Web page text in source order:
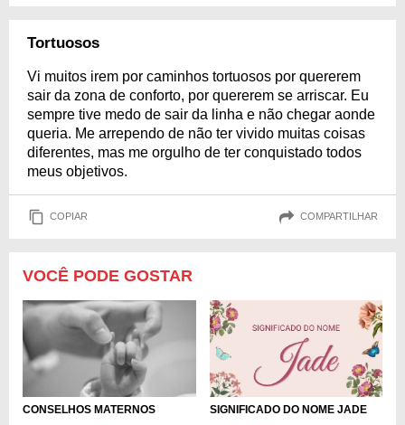
Tortuosos
Vi muitos irem por caminhos tortuosos por quererem
sair da zona de conforto, por quererem se arriscar. Eu
sempre tive medo de sair da linha e não chegar aonde
queria. Me arrependo de não ter vivido muitas coisas
diferentes, mas me orgulho de ter conquistado todos
meus objetivos.
COPIAR COMPARTILHAR
VOCÊ PODE GOSTAR
CONSELHOS MATERNOS SIGNIFICADO DO NOME JADE